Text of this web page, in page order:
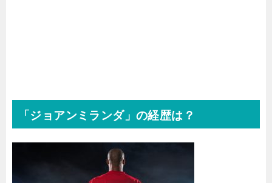
「ジョアンミランダ」の経歴は？